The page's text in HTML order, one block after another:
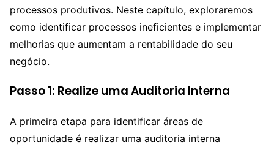
processos produtivos. Neste capítulo, exploraremos
como identificar processos ineficientes e implementar
melhorias que aumentam a rentabilidade do seu
negócio.
Passo 1: Realize uma Auditoria Interna
A primeira etapa para identificar áreas de
oportunidade é realizar uma auditoria interna